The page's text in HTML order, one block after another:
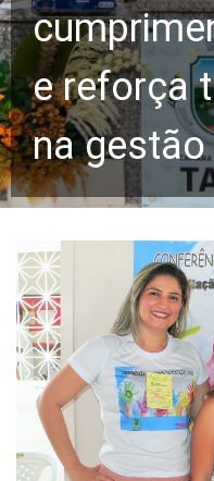
e reforça
na gestão